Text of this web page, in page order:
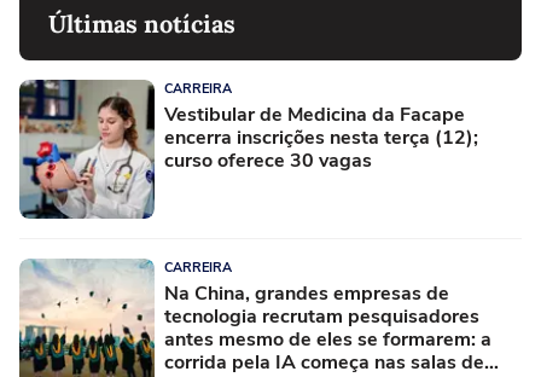
Últimas notícias
CARREIRA
Vestibular de Medicina da Facape
encerra inscrições nesta terça (12);
curso oferece 30 vagas
CARREIRA
Na China, grandes empresas de
tecnologia recrutam pesquisadores
antes mesmo de eles se formarem: a
corrida pela IA começa nas salas de